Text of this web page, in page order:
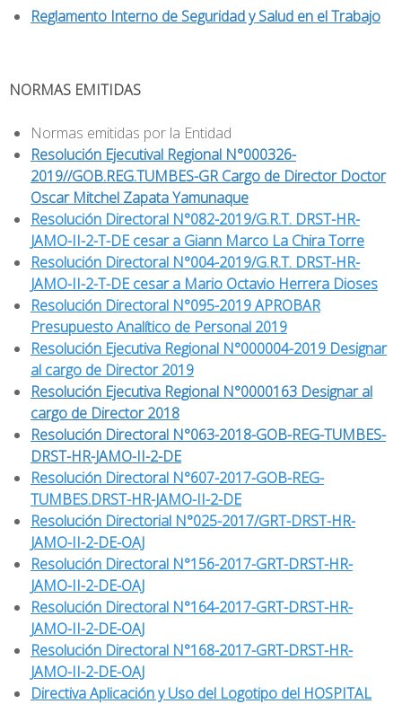
Reglamento Interno de Seguridad y Salud en el Trabajo
NORMAS EMITIDAS
Normas emitidas por la Entidad
Resolución Ejecutival Regional N°000326-
2019//GOB.REG.TUMBES-GR Cargo de Director Doctor
Oscar Mitchel Zapata Yamunaque
Resolución Directoral N°082-2019/G.R.T. DRST-HR-
JAMO-II-2-T-DE cesar a Giann Marco La Chira Torre
Resolución Directoral N°004-2019/G.R.T. DRST-HR-
JAMO-II-2-T-DE cesar a Mario Octavio Herrera Dioses
Resolución Directoral N°095-2019 APROBAR
Presupuesto Analítico de Personal 2019
Resolución Ejecutiva Regional N°000004-2019 Designar
al cargo de Director 2019
Resolución Ejecutiva Regional N°0000163 Designar al
cargo de Director 2018
Resolución Directoral N°063-2018-GOB-REG-TUMBES-
DRST-HR-JAMO-II-2-DE
Resolución Directoral N°607-2017-GOB-REG-
TUMBES.DRST-HR-JAMO-II-2-DE
Resolución Directorial N°025-2017/GRT-DRST-HR-
JAMO-II-2-DE-OAJ
Resolución Directoral N°156-2017-GRT-DRST-HR-
JAMO-II-2-DE-OAJ
Resolución Directoral N°164-2017-GRT-DRST-HR-
JAMO-II-2-DE-OAJ
Resolución Directoral N°168-2017-GRT-DRST-HR-
JAMO-II-2-DE-OAJ
Directiva Aplicación y Uso del Logotipo del HOSPITAL